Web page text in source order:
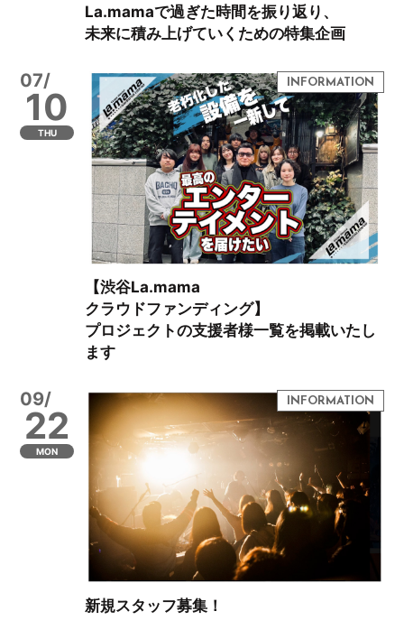
La.mamaで過ぎた時間を振り返り、
未来に積み上げていくための特集企画
07/
10
THU
【渋谷La.mama
クラウドファンディング】
プロジェクトの支援者様一覧を掲載いたし
ます
09/
22
MON
新規スタッフ募集！